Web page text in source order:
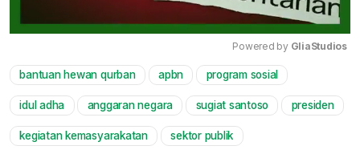
Powered by GliaStudios
bantuan hewan qurban apbn program sosial
idul adha anggaran negara sugiat santoso presiden
kegiatan kemasyarakatan sektor publik